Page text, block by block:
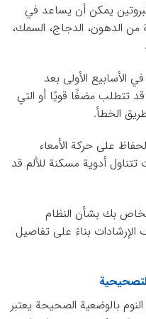
يمكن أن يساعد في
من الدهون، الدجاج، السمك،
الأسابيع الأولى بعد
تتطلب مضغًا قويًا أو التي
الخطأ.
على حركة الأمعاء
أدوية مسكنة للألم قد
بك بشأن النظام
بناءً على تفاصيل
بالوضعية الصحيحة يعتبر